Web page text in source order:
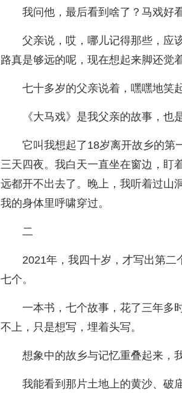
我问他，最后看到啥了？马戏好
父亲说，哎，哪儿记得那些，应
路真是够远的呢，现在想起来脚还觉
七十多岁的父亲说着，嘿嘿地笑
《大马戏》是我父亲的故事，也
它叫我想起了18岁离开故乡的第
三天四夜。我白天一直坐在窗边，盯
远都开不出去了。晚上，我听着过山
我的身体里呼啸穿过。
二
2021年，我四十岁，才写出第
七个。
一本书，七个故事，花了三年多
不上，只是想写，埋着头写。
想象中的故乡与记忆重叠起来，
我能看到那片土地上的黄沙、破